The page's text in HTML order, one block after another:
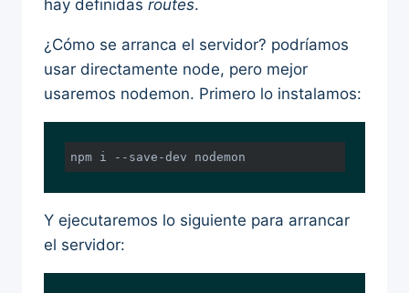
hay definidas routes.
¿Cómo se arranca el servidor? podríamos
usar directamente node, pero mejor
usaremos nodemon. Primero lo instalamos:
npm i --save-dev nodemon
Y ejecutaremos lo siguiente para arrancar
el servidor: